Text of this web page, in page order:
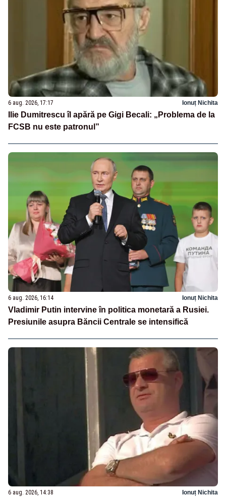
6 aug. 2026, 17:17 Ionuț Nichita
Ilie Dumitrescu îl apără pe Gigi Becali: „Problema de la
FCSB nu este patronul”
6 aug. 2026, 16:14 Ionuț Nichita
Vladimir Putin intervine în politica monetară a Rusiei.
Presiunile asupra Băncii Centrale se intensifică
6 aug. 2026, 14:38 Ionuț Nichita